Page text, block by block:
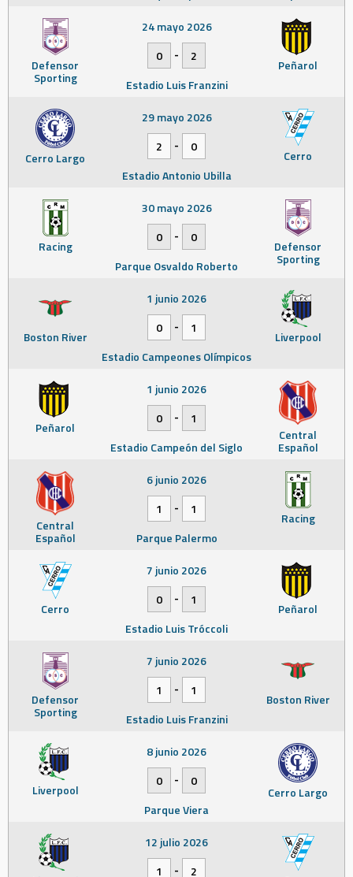
Defensor
Sporting
Peñarol
24 mayo 2026
0
-
2
Estadio Luis Franzini
Cerro Largo Cerro
29 mayo 2026
2
-
0
Estadio Antonio Ubilla
Racing Defensor
Sporting
30 mayo 2026
0
-
0
Parque Osvaldo Roberto
Boston River Liverpool
1 junio 2026
0
-
1
Estadio Campeones Olímpicos
Peñarol Central
Español
1 junio 2026
0
-
1
Estadio Campeón del Siglo
Central
Español
Racing
6 junio 2026
1
-
1
Parque Palermo
Cerro Peñarol
7 junio 2026
0
-
1
Estadio Luis Tróccoli
Defensor
Sporting
Boston River
7 junio 2026
1
-
1
Estadio Luis Franzini
Liverpool Cerro Largo
8 junio 2026
0
-
0
Parque Viera
12 julio 2026
1
-
2